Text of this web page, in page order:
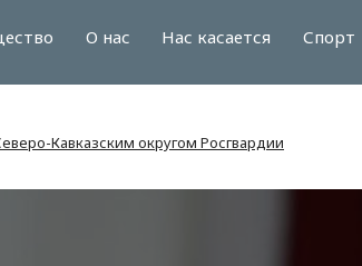
О нас Нас касается Спорт
Кавказским округом Росгвардии